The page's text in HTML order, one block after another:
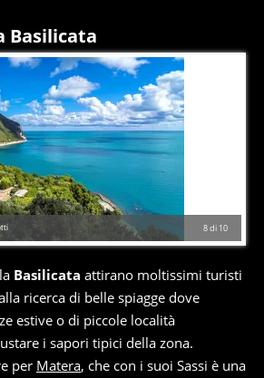
Basilicata
8di 10
Basilicata attirano moltissimi turisti
ricerca di belle spiagge dove
estive o di piccole località
i sapori tipici della zona.
per Matera, che con i suoi Sassi è una